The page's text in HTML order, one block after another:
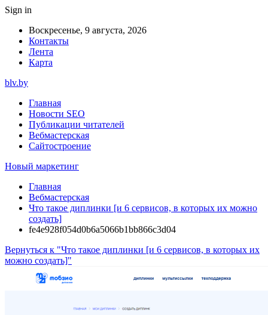
Sign in
Воскресенье, 9 августа, 2026
Контакты
Лента
Карта
blv.by
Главная
Новости SEO
Публикации читателей
Вебмастерская
Сайтостроение
Новый маркетинг
Главная
Вебмастерская
Что такое диплинки [и 6 сервисов, в которых их можно
создать]
fe4e928f054d0b6a5066b1bb866c3d04
Вернуться к "Что такое диплинки [и 6 сервисов, в которых их
можно создать]"